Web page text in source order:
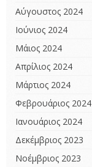
Αύγουστος 2024
Ιούνιος 2024
Μάιος 2024
Απρίλιος 2024
Μάρτιος 2024
Φεβρουάριος 2024
Ιανουάριος 2024
Δεκέμβριος 2023
Νοέμβριος 2023